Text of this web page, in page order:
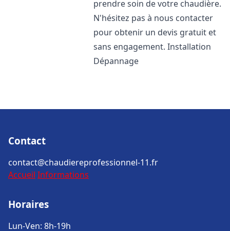
prendre soin de votre chaudière.
N'hésitez pas à nous contacter
pour obtenir un devis gratuit et
sans engagement. Installation
Dépannage
Contact
contact@chaudiereprofessionnel-11.fr
Accueil Informations
Horaires
Lun-Ven: 8h-19h